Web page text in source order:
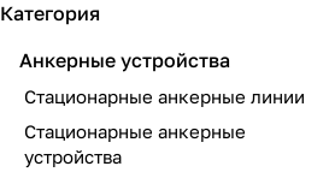
Категория
Анкерные устройства
Стационарные анкерные линии
Стационарные анкерные
устройства